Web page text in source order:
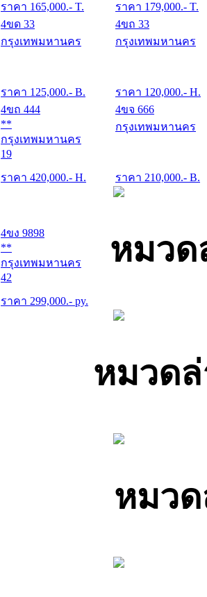
ราคา 165,000.- T. ราคา 179,000.- T.
4ขด 33
กรุงเทพมหานคร
ราคา 125,000.- B.
4ขถ 33
กรุงเทพมหานคร
ราคา 120,000.- H.
4ขถ 444
**
กรุงเทพมหานคร
19
ราคา 420,000.- H.
4ขจ 666
กรุงเทพมหานคร
ราคา 210,000.- B.
หมวด
4ขง 9898
**
กรุงเทพมหานคร
42
ราคา 299,000.- py.
หมวดล่
หมว